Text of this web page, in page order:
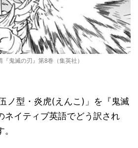
『鬼滅の刃』第8巻（集英社）
ノ型・炎虎(えんこ)」を『鬼滅
ネイティブ英語でどう訳され